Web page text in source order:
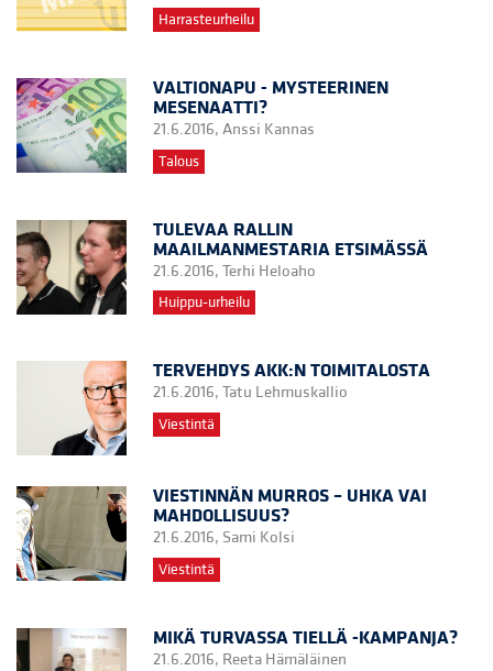
Harrasteurheilu
VALTIONAPU - MYSTEERINEN
MESENAATTI?
21.6.2016, Anssi Kannas
Talous
TULEVAA RALLIN
MAAILMANMESTARIA ETSIMÄSSÄ
21.6.2016, Terhi Heloaho
Huippu-urheilu
TERVEHDYS AKK:N TOIMITALOSTA
21.6.2016, Tatu Lehmuskallio
Viestintä
VIESTINNÄN MURROS – UHKA VAI
MAHDOLLISUUS?
21.6.2016, Sami Kolsi
Viestintä
MIKÄ TURVASSA TIELLÄ -KAMPANJA?
21.6.2016, Reeta Hämäläinen